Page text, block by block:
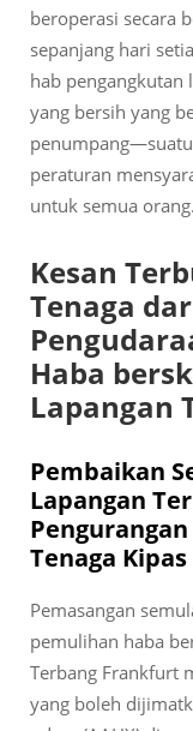
beroperasi secara
sepanjang hari
hab pengangkutan
yang bersih yang
peraturan
untuk semua orang.
Kesan
Tenaga
Haba
Lapangan
Pembaikan
Lapangan
Tenaga
Pemasangan
pemulihan haba
Terbang Frankfurt
yang boleh